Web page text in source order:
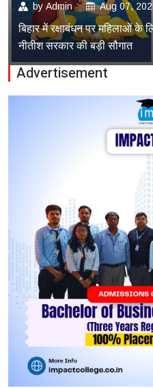
by Admin Aug 07,
बिहार में रक्षाबंधन पर महिलाओं के
नीतीश सरकार की बड़ी सौगात
Advertisement